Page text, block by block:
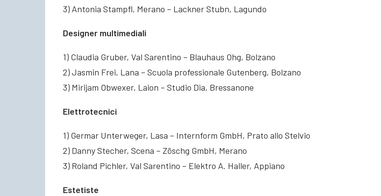
3) Antonia Stampfl, Merano – Lackner Stubn, Lagundo
Designer multimediali
1) Claudia Gruber, Val Sarentino – Blauhaus Ohg, Bolzano
2) Jasmin Frei, Lana – Scuola professionale Gutenberg, Bolzano
3) Mirijam Obwexer, Laion – Studio Dia, Bressanone
Elettrotecnici
1) Germar Unterweger, Lasa – Internform GmbH, Prato allo Stelvio
2) Danny Stecher, Scena – Zöschg GmbH, Merano
3) Roland Pichler, Val Sarentino – Elektro A. Haller, Appiano
Estetiste